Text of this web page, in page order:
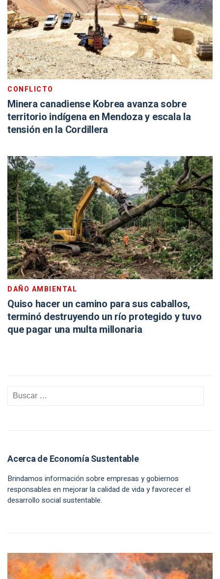
CONFLICTO
Minera canadiense Kobrea avanza sobre
territorio indígena en Mendoza y escala la
tensión en la Cordillera
DAÑO AMBIENTAL
Quiso hacer un camino para sus caballos,
terminó destruyendo un río protegido y tuvo
que pagar una multa millonaria
Acerca de Economía Sustentable
Brindamos información sobre empresas y gobiernos
responsables en mejorar la calidad de vida y favorecer el
desarrollo social sustentable.